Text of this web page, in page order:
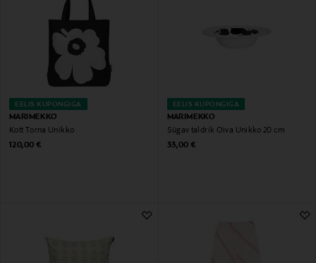
EELIS KUPONGIGA
MARIMEKKO
Kott Torna Unikko
Original Price
120,00 €
EELIS KUPONGIGA
MARIMEKKO
Sügav taldrik Oiva Unikko 20 cm
Original Price
33,00 €